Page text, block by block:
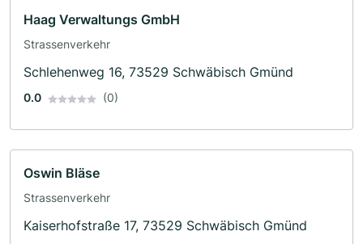
Haag Verwaltungs GmbH
Strassenverkehr
Schlehenweg 16, 73529 Schwäbisch Gmünd
0.0 (0)
Oswin Bläse
Strassenverkehr
Kaiserhofstraße 17, 73529 Schwäbisch Gmünd